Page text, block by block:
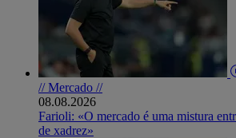
// Mercado //
08.08.2026
Farioli: «O mercado é uma mistura
de xadrez»